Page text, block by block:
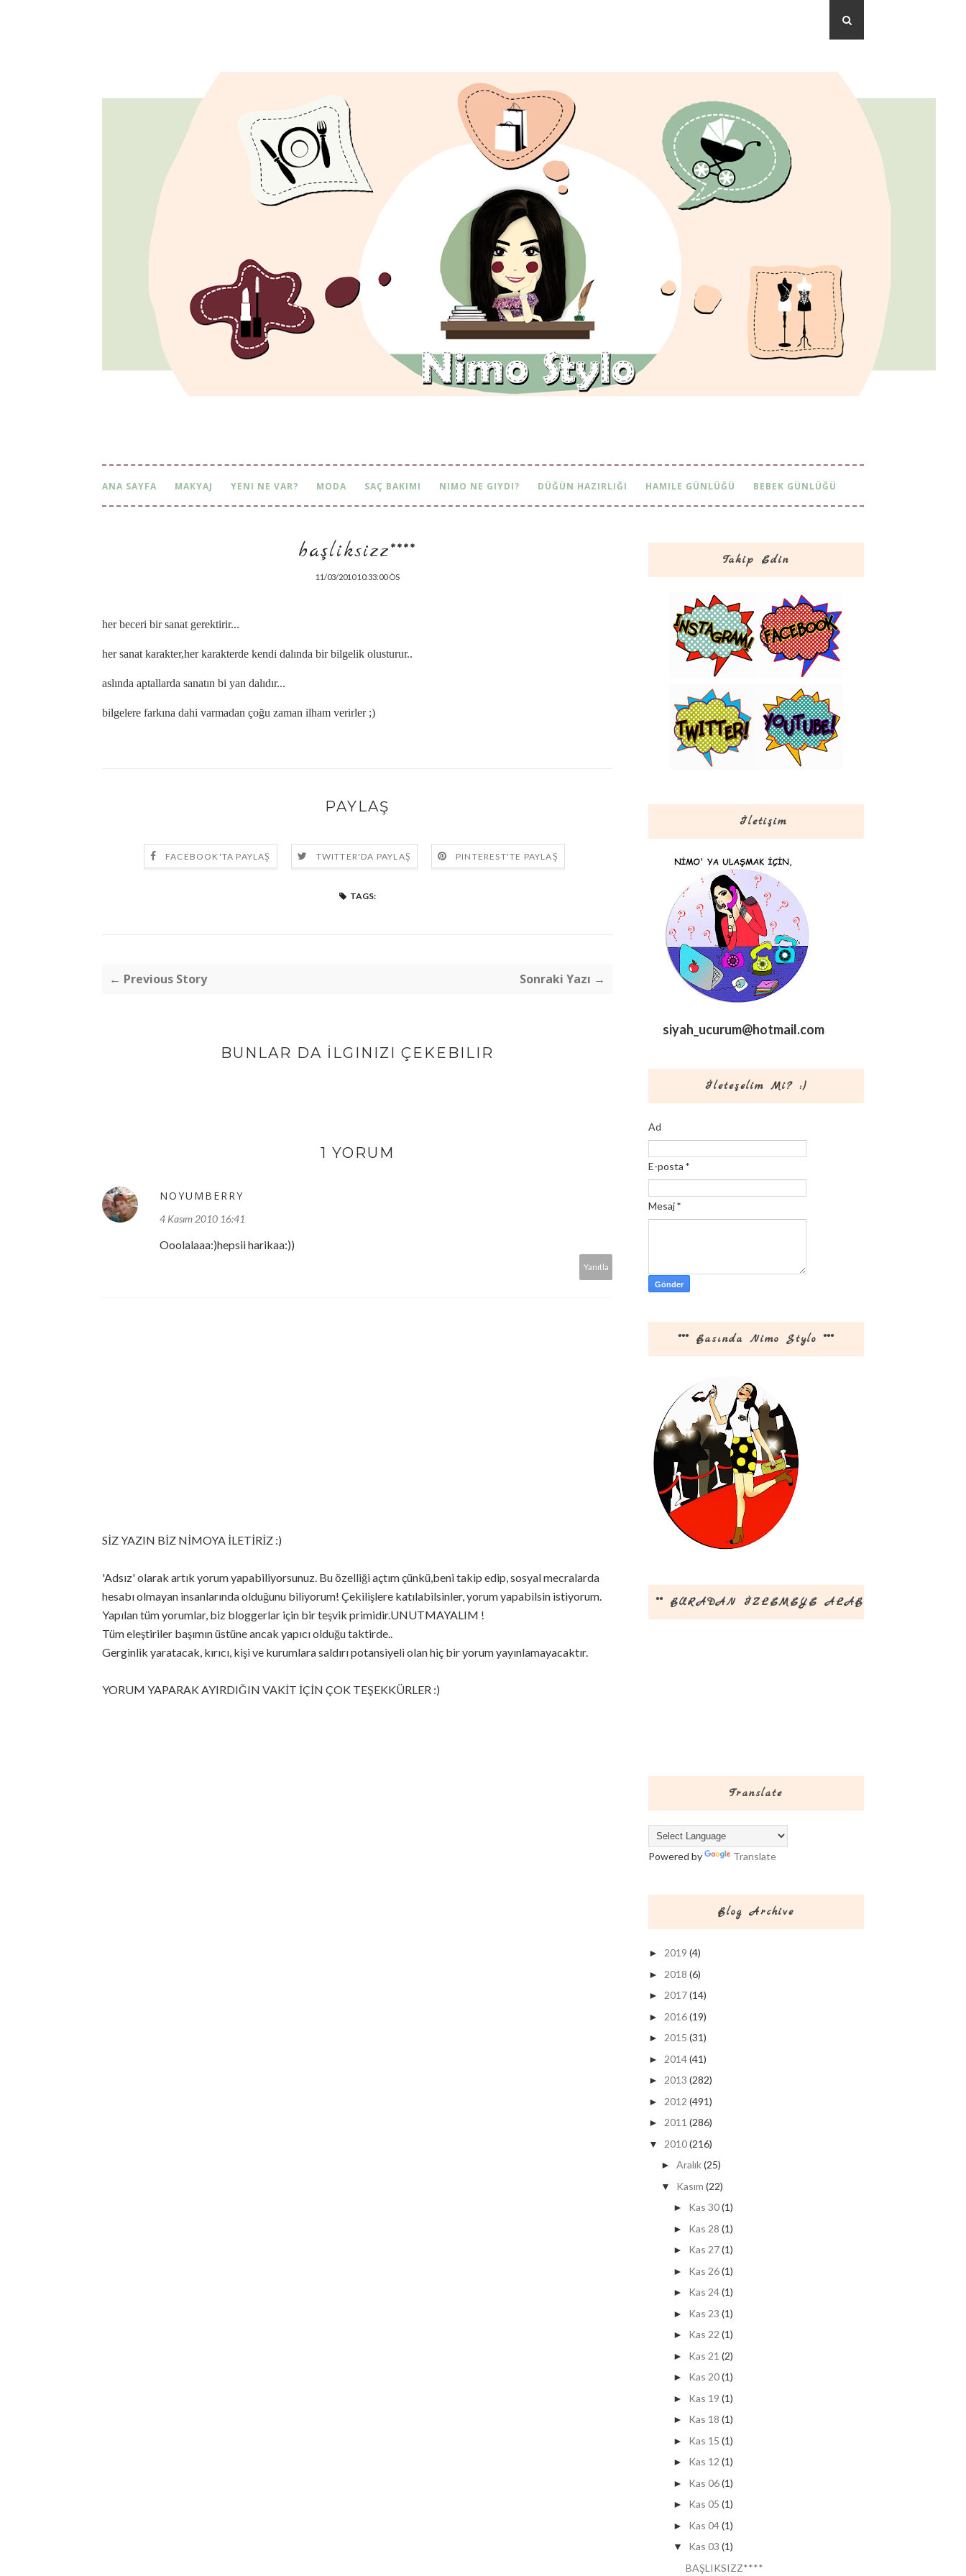
ANA SAYFA MAKYAJ YENI NE VAR? MODA SAÇ BAKIMI NIMO NE GIYDI? DÜĞÜN HAZIRLIĞI HAMILE GÜNLÜĞÜ BEBEK GÜNLÜĞÜ
başliksizz****
11/03/2010 10:33:00 ÖS
her beceri bir sanat gerektirir...
her sanat karakter,her karakterde kendi dalında bir bilgelik olusturur..
aslında aptallarda sanatın bi yan dalıdır...
bilgelere farkına dahi varmadan çoğu zaman ilham verirler ;)
PAYLAŞ
FACEBOOK'TA PAYLAŞ TWITTER'DA PAYLAŞ PINTEREST'TE PAYLAŞ
TAGS:
← Previous Story Sonraki Yazı →
BUNLAR DA İLGINIZI ÇEKEBILIR
1 YORUM
NOYUMBERRY
4 Kasım 2010 16:41
Ooolalaaa:)hepsii harikaa:))
Yanıtla
SİZ YAZIN BİZ NİMOYA İLETİRİZ :)
'Adsız' olarak artık yorum yapabiliyorsunuz. Bu özelliği açtım çünkü,beni takip edip, sosyal mecralarda
hesabı olmayan insanlarında olduğunu biliyorum! Çekilişlere katılabilsinler, yorum yapabilsin istiyorum.
Yapılan tüm yorumlar, biz bloggerlar için bir teşvik primidir.UNUTMAYALIM !
Tüm eleştiriler başımın üstüne ancak yapıcı olduğu taktirde..
Gerginlik yaratacak, kırıcı, kişi ve kurumlara saldırı potansiyeli olan hiç bir yorum yayınlamayacaktır.
YORUM YAPARAK AYIRDIĞIN VAKİT İÇİN ÇOK TEŞEKKÜRLER :)
Takip Edin
İletişim
siyah_ucurum@hotmail.com
İleteşelim Mi? :)
Ad
E-posta *
Mesaj*
*** Basında Nimo Stylo ***
** BURADAN İZLEMEYE ALABİLİRSİNİZ **
Translate
Powered by Translate
Blog Archive
► 2019 (4)
► 2018 (6)
► 2017(14)
► 2016(19)
► 2015 (31)
► 2014(41)
► 2013 (282)
► 2012 (491)
► 2011 (286)
▼ 2010(216)
► Aralık(25)
▼ Kasım (22)
► Kas 30 (1)
► Kas 28 (1)
► Kas 27 (1)
► Kas 26 (1)
► Kas 24 (1)
► Kas 23 (1)
► Kas 22 (1)
► Kas 21 (2)
► Kas 20 (1)
► Kas 19 (1)
► Kas 18 (1)
► Kas 15 (1)
► Kas 12 (1)
► Kas 06 (1)
► Kas 05 (1)
► Kas 04 (1)
▼ Kas 03 (1)
BAŞLIKSIZZ****